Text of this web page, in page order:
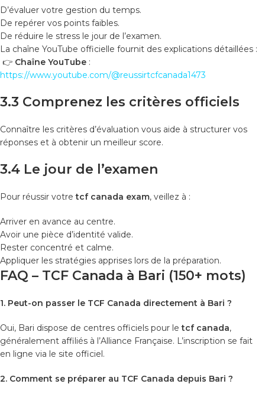
D’évaluer votre gestion du temps.
De repérer vos points faibles.
De réduire le stress le jour de l’examen.
La chaîne YouTube officielle fournit des explications détaillées :
👉 Chaîne YouTube :
https://www.youtube.com/@reussirtcfcanada1473
3.3 Comprenez les critères officiels
Connaître les critères d’évaluation vous aide à structurer vos
réponses et à obtenir un meilleur score.
3.4 Le jour de l’examen
Pour réussir votretcf canada exam, veillez à :
Arriver en avance au centre.
Avoir une pièce d’identité valide.
Rester concentré et calme.
Appliquer les stratégies apprises lors de la préparation.
FAQ – TCF Canada à Bari (150+ mots)
1. Peut-on passer le TCF Canada directement à Bari ?
Oui, Bari dispose de centres officiels pour letcf canada,
généralement affiliés à l’Alliance Française. L’inscription se fait
en ligne via le site officiel.
2. Comment se préparer au TCF Canada depuis Bari ?